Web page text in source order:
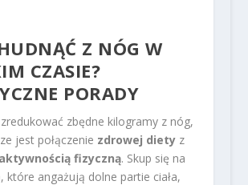
Z NÓG W
CZASIE?
PORADY
zbędne kilogramy z nóg,
jest połączenie zdrowej dietyz
fizyczną. Skup się na
które angażują dolne partie ciała,